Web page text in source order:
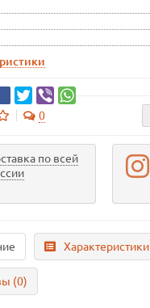
0
по всей
Характеристики
(0)